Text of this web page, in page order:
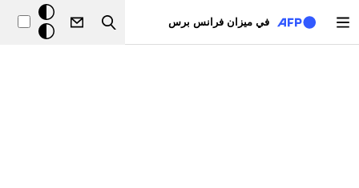
في ميزان فرانس برس
Search
خلفيّة
داكنة